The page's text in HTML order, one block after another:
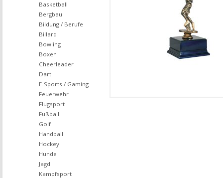
Basketball
Bergbau
Bildung / Berufe
Billard
Bowling
Boxen
Cheerleader
Dart
E-Sports / Gaming
Feuerwehr
Flugsport
Fußball
Golf
Handball
Hockey
Hunde
Jagd
Kampfsport